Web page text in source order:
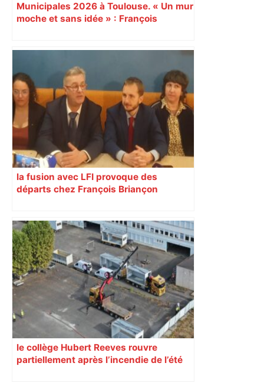
Municipales 2026 à Toulouse. « Un mur
moche et sans idée » : François
la fusion avec LFI provoque des
départs chez François Briançon
le collège Hubert Reeves rouvre
partiellement après l’incendie de l’été